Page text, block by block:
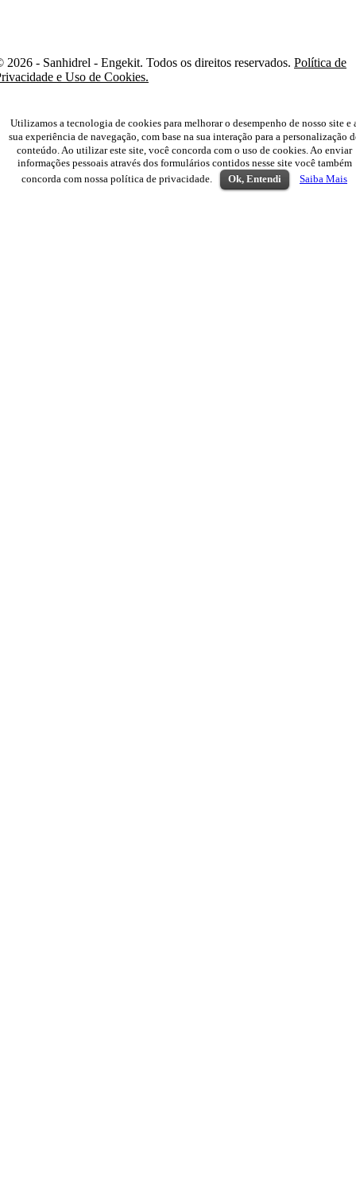
2026 - Sanhidrel - Engekit. Todos os direitos reservados. Política de
e Uso de Cookies.
Utilizamos a tecnologia de cookies para melhorar o desempenho de nosso site e
sua experiência de navegação, com base na sua interação para a personalização
conteúdo. Ao utilizar este site, você concorda com o uso de cookies. Ao enviar
informações pessoais através dos formulários contidos nesse site você também
concorda com nossa política de privacidade.
Ok, Entendi Saiba Mais